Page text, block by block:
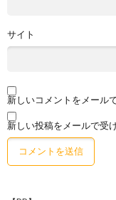
サイト
新しいコメントをメール
新しい投稿をメールで受